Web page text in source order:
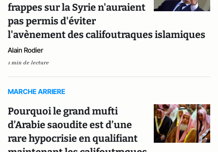
frappes sur la Syrie n'auraient
pas permis d'éviter
l'avènement des califoutraques islamiques
Alain Rodier
1 min de lecture
MARCHE ARRIERE
Pourquoi le grand mufti
d’Arabie saoudite est d’une
rare hypocrisie en qualifiant